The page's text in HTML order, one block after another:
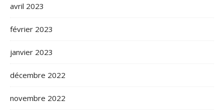
avril 2023
février 2023
janvier 2023
décembre 2022
novembre 2022